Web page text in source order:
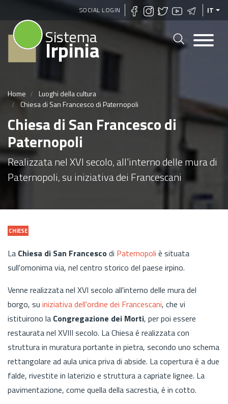
Salta
al
contenuto
principale
SOCIAL LOGIN IT
Sistema
Irpinia
Home
Luoghi della cultura
Chiesa di San Francesco di Paternopoli
Chiesa di San Francesco di
Paternopoli
Realizzata nel XVI secolo, all'interno delle mura di
Paternopoli, su iniziativa dei Francescani
CHIESE
La Chiesa di San Francescodi Paternopoli è situata
sull'omonima via, nel centro storico del paese irpino.
Venne realizzata nel XVI secolo all'interno delle mura del
borgo, su iniziativa dell'ordine dei Francescani, che vi
istituirono la Congregazione dei Morti, per poi essere
restaurata nel XVIII secolo. La Chiesa é realizzata con
struttura in muratura portante in pietra, secondo uno schema
rettangolare ad aula unica priva di abside. La copertura é a due
falde, rivestite in laterizio e struttura a capriate lignee. La
pavimentazione, come quella della sacrestia, é in cotto.